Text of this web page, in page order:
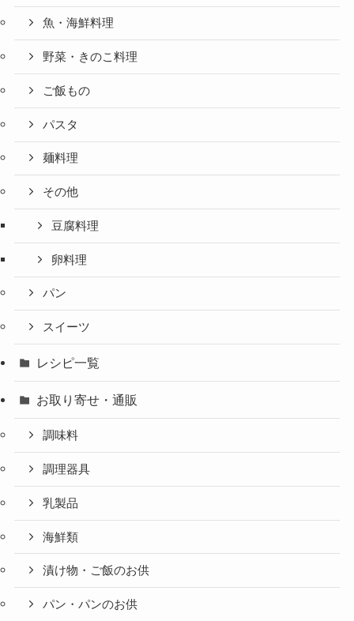
魚・海鮮料理
野菜・きのこ料理
ご飯もの
パスタ
麺料理
その他
豆腐料理
卵料理
パン
スイーツ
レシピ一覧
お取り寄せ・通販
調味料
調理器具
乳製品
海鮮類
漬け物・ご飯のお供
パン・パンのお供